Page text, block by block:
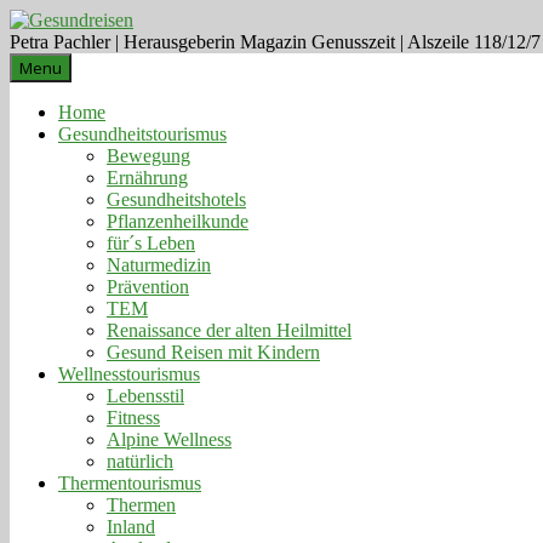
Petra Pachler | Herausgeberin Magazin Genusszeit | Alszeile 118/12/
Menu
Home
Gesundheitstourismus
Bewegung
Ernährung
Gesundheitshotels
Pflanzenheilkunde
für´s Leben
Naturmedizin
Prävention
TEM
Renaissance der alten Heilmittel
Gesund Reisen mit Kindern
Wellnesstourismus
Lebensstil
Fitness
Alpine Wellness
natürlich
Thermentourismus
Thermen
Inland